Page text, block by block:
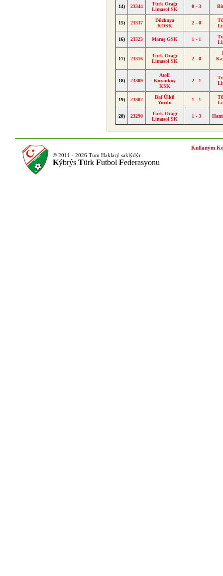
14) 23344
Türk Ocağı
Limasol SK
0 - 3
15) 23337
Düzkaya
KOSK
2 - 0
16) 23323 Maraş GSK 1 - 1
17) 23316
Türk Ocağı
Limasol SK
2 - 0
18) 23309
Atoll
Kozanköy
KSK
2 - 1
19) 23302
Baf Ülkü
Yurdu
1 - 1
20) 23290
Türk Ocağı
Limasol SK
1 - 3
© 2011 - 2026 Tüm Haklarý saklýdýr.
Kýbrýs Türk Futbol Federasyonu
Kullaným